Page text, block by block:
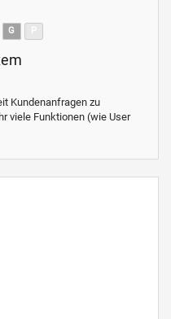
G
Kundenanfragen zu
viele Funktionen (wie User